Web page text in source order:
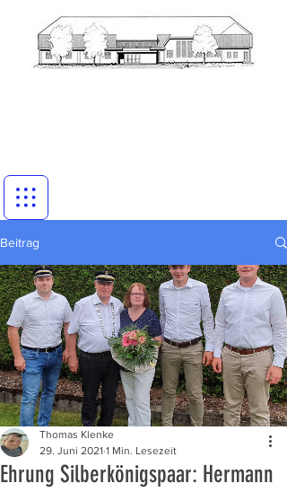
Beitrag
Ehrung Silberkönigspaar: Hermann
Thomas Klenke
29. Juni 2021 1 Min. Lesezeit